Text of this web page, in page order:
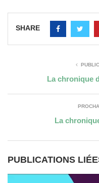
SHARE
La chronique
La
PUBLICATIONS